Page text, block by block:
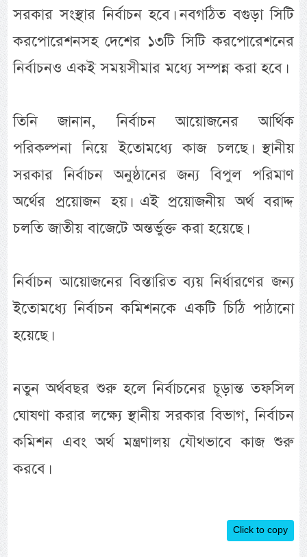
সরকার সংস্থার নির্বাচন হবে। নবগঠিত বগুড়া সিটি
করপোরেশনসহ দেশের ১৩টি সিটি করপোরেশনের
নির্বাচনও একই সময়সীমার মধ্যে সম্পন্ন করা হবে।
তিনি জানান, নির্বাচন আয়োজনের আর্থিক
পরিকল্পনা নিয়ে ইতোমধ্যে কাজ চলছে। স্থানীয়
সরকার নির্বাচন অনুষ্ঠানের জন্য বিপুল পরিমাণ
অর্থের প্রয়োজন হয়। এই প্রয়োজনীয় অর্থ বরাদ্দ
চলতি জাতীয় বাজেটে অন্তর্ভুক্ত করা হয়েছে।
নির্বাচন আয়োজনের বিস্তারিত ব্যয় নির্ধারণের জন্য
ইতোমধ্যে নির্বাচন কমিশনকে একটি চিঠি পাঠানো
হয়েছে।
নতুন অর্থবছর শুরু হলে নির্বাচনের চূড়ান্ত তফসিল
ঘোষণা করার লক্ষ্যে স্থানীয় সরকার বিভাগ, নির্বাচন
কমিশন এবং অর্থ মন্ত্রণালয় যৌথভাবে কাজ শুরু
করবে।
Click to copy